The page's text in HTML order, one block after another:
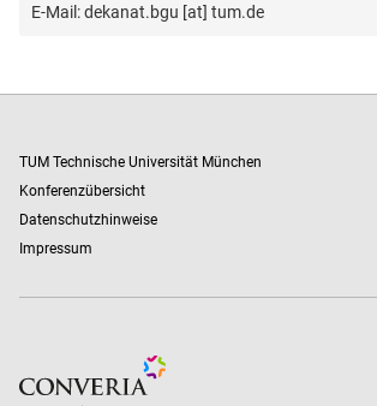
E-Mail: dekanat.bgu [at] tum.de
TUM Technische Universität München
Konferenzübersicht
Datenschutzhinweise
Impressum
Zur Website des Conference-